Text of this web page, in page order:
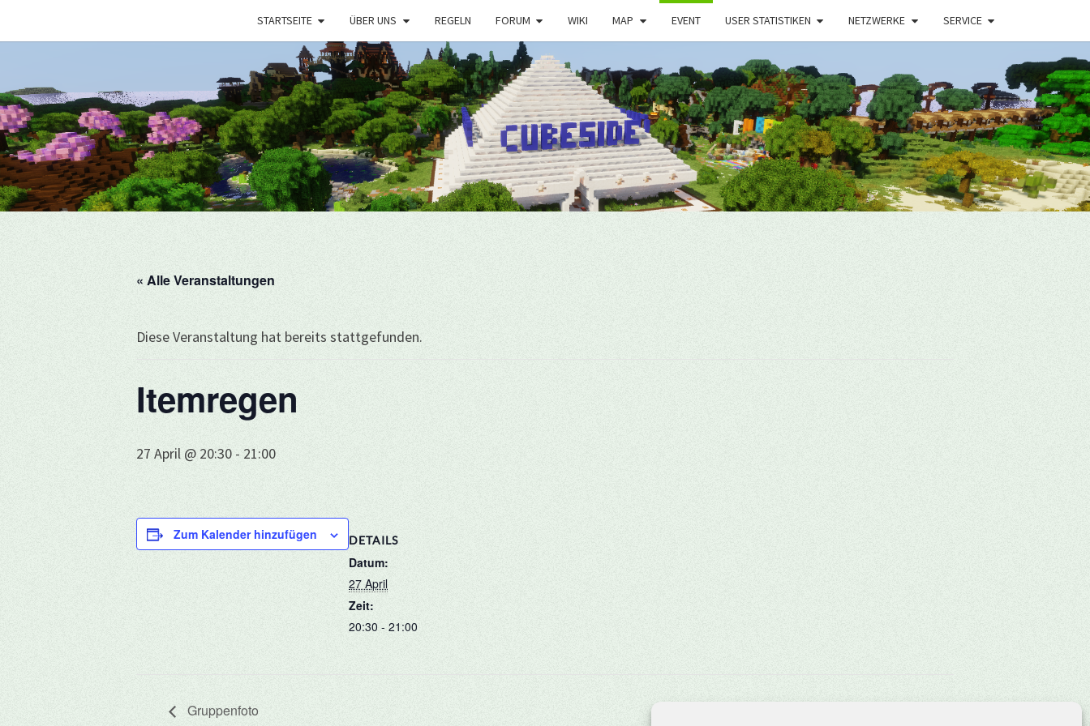
STARTSEITE ÜBER UNS REGELN FORUM WIKI MAP EVENT USER STATISTIKEN NETZWERKE SERVICE
« Alle Veranstaltungen
Diese Veranstaltung hat bereits stattgefunden.
Itemregen
27 April @ 20:30 - 21:00
Zum Kalender hinzufügen DETAILS
Datum:
27 April
Zeit:
20:30 - 21:00
Gruppenfoto